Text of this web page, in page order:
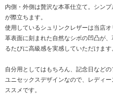
内側・外側は贅沢な本革仕立て。シン
が際立ちます。
使用しているシュリンクレザーは当店オ
革表面に刻まれた自然なシボの凹凸が
るたびに高級感を実感していただけます
自分用としてはもちろん、記念日など
ユニセックスデザインなので、レディ
ススメです。